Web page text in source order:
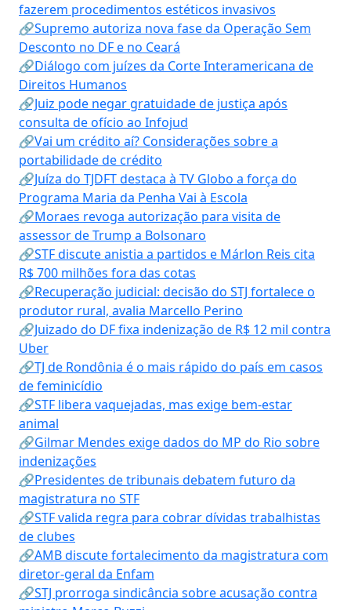
fazerem procedimentos estéticos invasivos
🔗Supremo autoriza nova fase da Operação Sem
Desconto no DF e no Ceará
🔗Diálogo com juízes da Corte Interamericana de
Direitos Humanos
🔗Juiz pode negar gratuidade de justiça após
consulta de ofício ao Infojud
🔗Vai um crédito aí? Considerações sobre a
portabilidade de crédito
🔗Juíza do TJDFT destaca à TV Globo a força do
Programa Maria da Penha Vai à Escola
🔗Moraes revoga autorização para visita de
assessor de Trump a Bolsonaro
🔗STF discute anistia a partidos e Márlon Reis cita
R$ 700 milhões fora das cotas
🔗Recuperação judicial: decisão do STJ fortalece o
produtor rural, avalia Marcello Perino
🔗Juizado do DF fixa indenização de R$ 12 mil contra
Uber
🔗TJ de Rondônia é o mais rápido do país em casos
de feminicídio
🔗STF libera vaquejadas, mas exige bem-estar
animal
🔗Gilmar Mendes exige dados do MP do Rio sobre
indenizações
🔗Presidentes de tribunais debatem futuro da
magistratura no STF
🔗STF valida regra para cobrar dívidas trabalhistas
de clubes
🔗AMB discute fortalecimento da magistratura com
diretor-geral da Enfam
🔗STJ prorroga sindicância sobre acusação contra